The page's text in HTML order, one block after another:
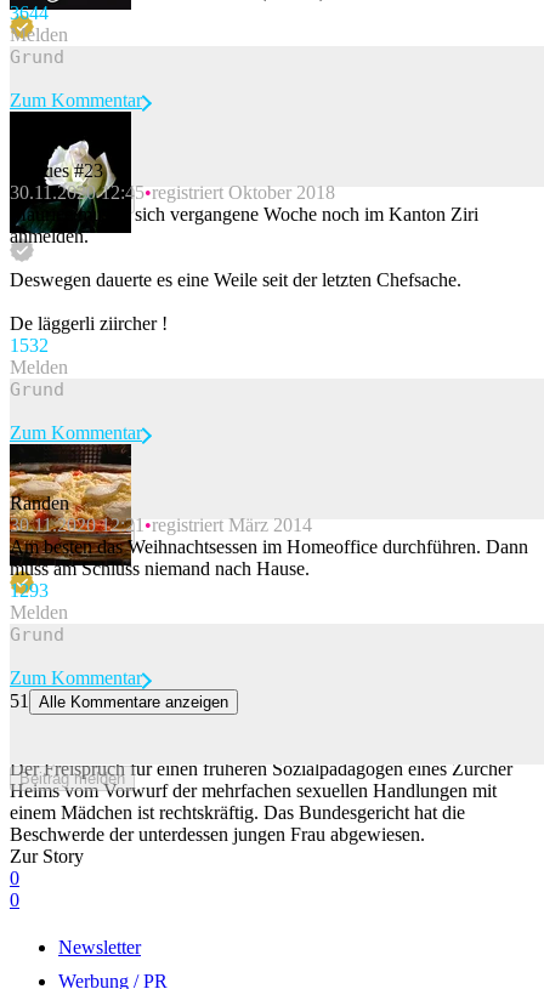
3644
Melden
Beitrag melden
Zum Kommentar
Jacques #23
30.11.2020 12:45 registriert Oktober 2018
Maurice musste sich vergangene Woche noch im Kanton Ziri
anmelden.
Deswegen dauerte es eine Weile seit der letzten Chefsache.
De läggerli ziircher !
1532
Melden
Beitrag melden
Zum Kommentar
Randen
30.11.2020 12:21 registriert März 2014
Am besten das Weihnachtsessen im Homeoffice durchführen. Dann
muss am Schluss niemand nach Hause.
1293
Melden
Beitrag melden
Zum Kommentar
51
Alle Kommentare anzeigen
Der Freispruch für einen früheren Sozialpädagogen eines Zürcher
Heims vom Vorwurf der mehrfachen sexuellen Handlungen mit
einem Mädchen ist rechtskräftig. Das Bundesgericht hat die
Beschwerde der unterdessen jungen Frau abgewiesen.
Zur Story
0
0
Newsletter
Werbung / PR